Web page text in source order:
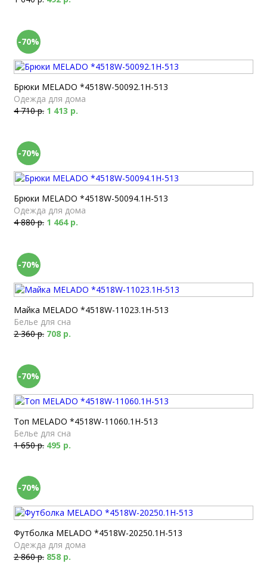
-70%
Брюки MELADO *4518W-50092.1H-513
Одежда для дома
4 710 р. 1 413 р.
-70%
Брюки MELADO *4518W-50094.1H-513
Одежда для дома
4 880 р. 1 464 р.
-70%
Майка MELADO *4518W-11023.1H-513
Белье для сна
2 360 р. 708 р.
-70%
Топ MELADO *4518W-11060.1H-513
Белье для сна
1 650 р. 495 р.
-70%
Футболка MELADO *4518W-20250.1H-513
Одежда для дома
2 860 р. 858 р.